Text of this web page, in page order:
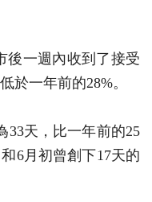
後一週內收到了接受
於一年前的28%。
33天，比一年前的25
6月初曾創下17天的